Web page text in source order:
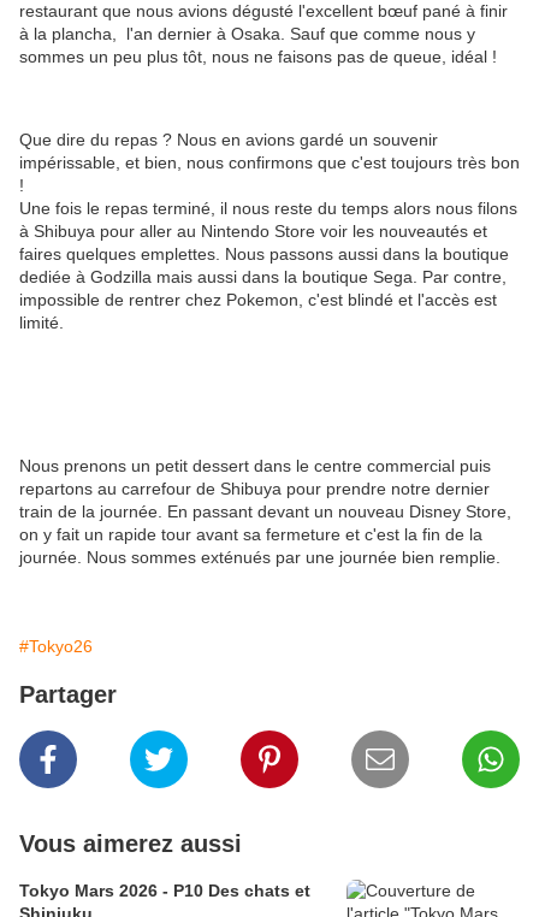
restaurant que nous avions dégusté l'excellent bœuf pané à finir
à la plancha, l'an dernier à Osaka. Sauf que comme nous y
sommes un peu plus tôt, nous ne faisons pas de queue, idéal !
Que dire du repas ? Nous en avions gardé un souvenir
impérissable, et bien, nous confirmons que c'est toujours très bon
!
Une fois le repas terminé, il nous reste du temps alors nous filons
à Shibuya pour aller au Nintendo Store voir les nouveautés et
faires quelques emplettes. Nous passons aussi dans la boutique
dediée à Godzilla mais aussi dans la boutique Sega. Par contre,
impossible de rentrer chez Pokemon, c'est blindé et l'accès est
limité.
Nous prenons un petit dessert dans le centre commercial puis
repartons au carrefour de Shibuya pour prendre notre dernier
train de la journée. En passant devant un nouveau Disney Store,
on y fait un rapide tour avant sa fermeture et c'est la fin de la
journée. Nous sommes exténués par une journée bien remplie.
#Tokyo26
Partager
Vous aimerez aussi
Tokyo Mars 2026 - P10 Des chats et